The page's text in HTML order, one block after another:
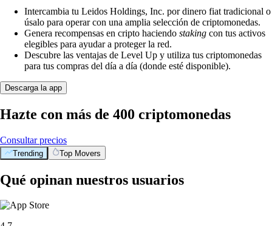
Intercambia tu Leidos Holdings, Inc. por dinero fiat tradicional o
úsalo para operar con una amplia selección de criptomonedas.
Genera recompensas en cripto haciendo staking con tus activos
elegibles para ayudar a proteger la red.
Descubre las ventajas de Level Up y utiliza tus criptomonedas
para tus compras del día a día (donde esté disponible).
Descarga la app
Hazte con más de 400 criptomonedas
Consultar precios
Trending Top Movers
Qué opinan nuestros usuarios